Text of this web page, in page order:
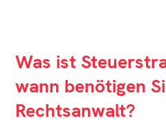
Was ist
wann benötigen
Rechtsanwalt?